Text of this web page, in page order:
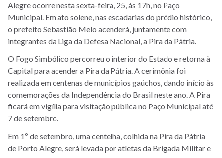
Alegre ocorre nesta sexta-feira, 25, às 17h, no Paço
Municipal. Em ato solene, nas escadarias do prédio histórico,
o prefeito Sebastião Melo acenderá, juntamente com
integrantes da Liga da Defesa Nacional, a Pira da Pátria.
O Fogo Simbólico percorreu o interior do Estado e retorna à
Capital para acender a Pira da Pátria. A cerimônia foi
realizada em centenas de municípios gaúchos, dando início às
comemorações da Independência do Brasil neste ano. A Pira
ficará em vigília para visitação pública no Paço Municipal até
7 de setembro.
Em 1º de setembro, uma centelha, colhida na Pira da Pátria
de Porto Alegre, será levada por atletas da Brigada Militar e